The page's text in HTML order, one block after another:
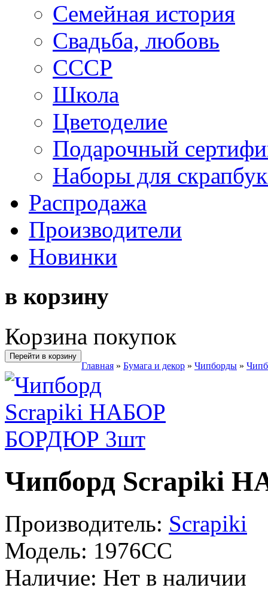
Семейная история
Свадьба, любовь
СССР
Школа
Цветоделие
Подарочный
Наборы для
Распродажа
Производители
Новинки
в корзину
Корзина покупок
Перейти в корзину
Главная » Бумага и декор » Чипборды »
Чипборд Scrapiki
Производитель: Scrapiki
Модель: 1976CC
Наличие: Нет в наличии